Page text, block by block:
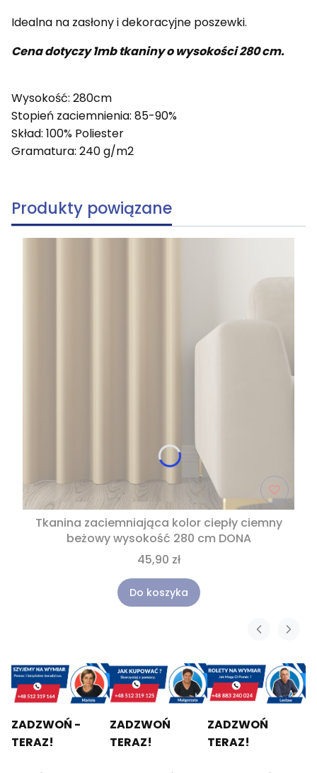
Idealna na zasłony i dekoracyjne poszewki.
Cena dotyczy 1mb tkaniny o wysokości 280 cm.
Wysokość: 280cm
Stopień zaciemnienia: 85-90%
Skład: 100% Poliester
Gramatura: 240 g/m2
Produkty powiązane
Tkanina zaciemniająca kolor ciepły ciemny
beżowy wysokość 280 cm DONA
45,90 zł
Do koszyka
ZADZWOŃ -
TERAZ!
ZADZWOŃ
TERAZ!
ZADZWOŃ
TERAZ!